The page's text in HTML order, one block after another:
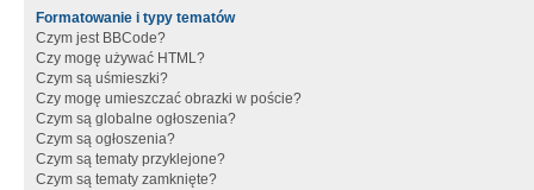
Formatowanie i typy tematów
Czym jest BBCode?
Czy mogę używać HTML?
Czym są uśmieszki?
Czy mogę umieszczać obrazki w poście?
Czym są globalne ogłoszenia?
Czym są ogłoszenia?
Czym są tematy przyklejone?
Czym są tematy zamknięte?